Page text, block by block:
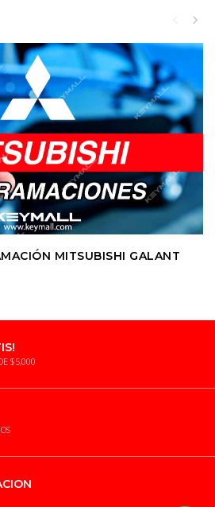
MITSUBISHI GALANT
$5,000